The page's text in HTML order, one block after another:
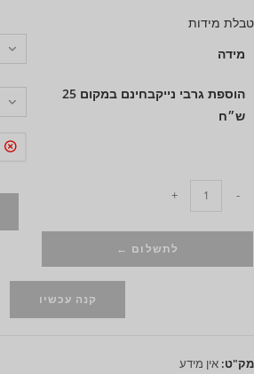
טבלת מידות
מידה
הוספת גרבי נייקבחינם במקום 25
ש״ח
-
+
לתשלום ←
קנה עכשיו
מק"ט: אין מידע